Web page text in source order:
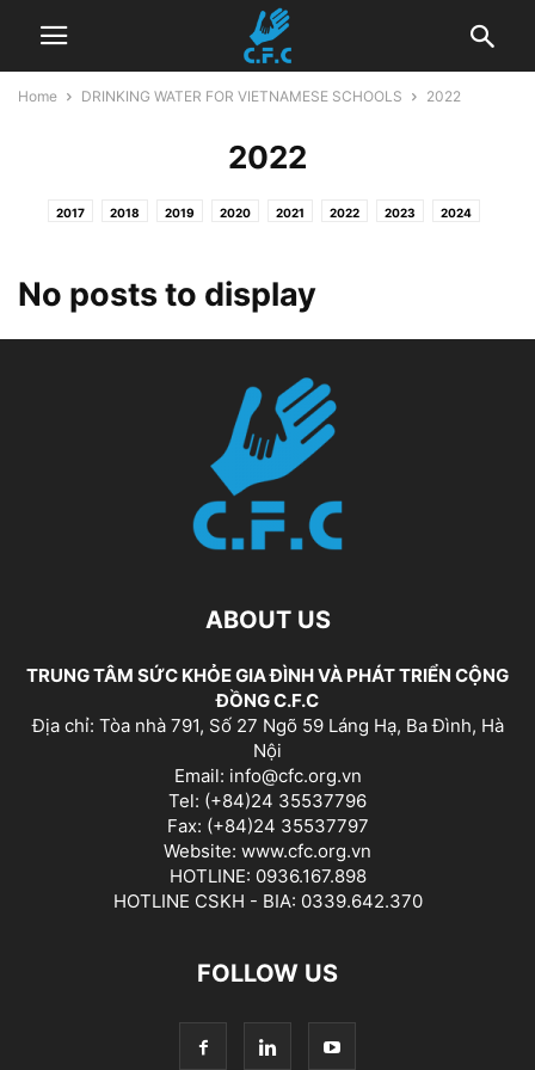
Home DRINKING WATER FOR VIETNAMESE SCHOOLS 2022
2022
2017 2018 2019 2020 2021 2022 2023 2024
No posts to display
ABOUT US
TRUNG TÂM SỨC KHỎE GIA ĐÌNH VÀ PHÁT TRIỂN CỘNG
ĐỒNG C.F.C
Địa chỉ: Tòa nhà 791, Số 27 Ngõ 59 Láng Hạ, Ba Đình, Hà
Nội
Email: info@cfc.org.vn
Tel: (+84)24 35537796
Fax: (+84)24 35537797
Website: www.cfc.org.vn
HOTLINE: 0936.167.898
HOTLINE CSKH - BIA: 0339.642.370
FOLLOW US